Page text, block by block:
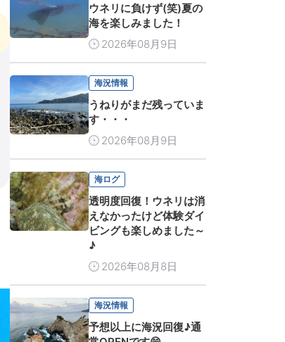
ウネリに負けず(笑)夏の
海を楽しみました！
2026年08月9日
海況情報
うねりがまだ残っていま
す・・・
2026年08月9日
海ログ
透明度回復！ウネリは消
えなかったけど体験ダイ
ビングも楽しめました～
♪
2026年08月8日
海況情報
予想以上に海況回復♪通